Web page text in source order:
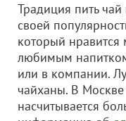
Традиция пить
своей
который
любимым
или в компании.
чайханы. В Москве
насчитывается